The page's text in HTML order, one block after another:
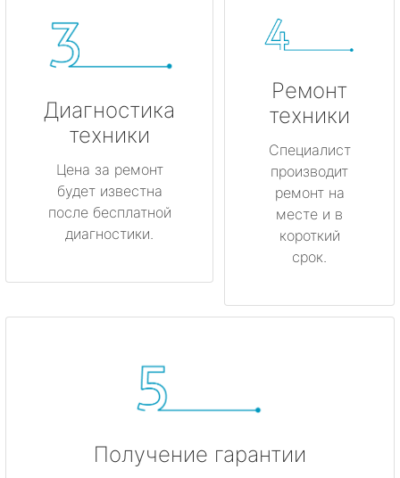
Диагностика
техники
Цена за ремонт
будет известна
после бесплатной
диагностики.
Ремонт
техники
Специалист
производит
ремонт на
месте и в
короткий
срок.
Получение гарантии